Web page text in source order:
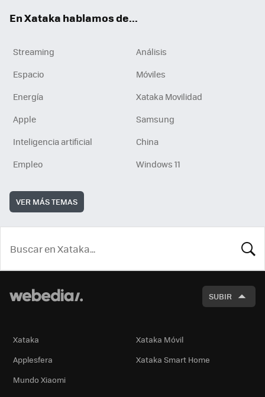
En Xataka hablamos de...
Streaming
Análisis
Espacio
Móviles
Energía
Xataka Movilidad
Apple
Samsung
Inteligencia artificial
China
Empleo
Windows 11
VER MÁS TEMAS
SUBIR
Xataka
Xataka Móvil
Applesfera
Xataka Smart Home
Mundo Xiaomi